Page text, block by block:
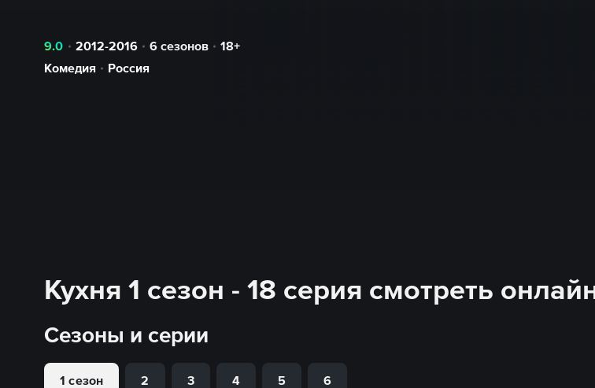
9.0 2012-2016 6 сезонов
18+
Комедия
Россия
Кухня 1 сезон - 18 серия смотреть
Сезоны и серии
1 сезон 2 3 4 5 6